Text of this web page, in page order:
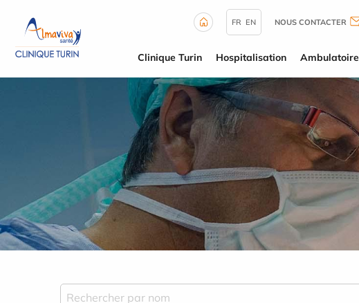
FR EN NOUS CONTACTER
Clinique Turin Hospitalisation Ambulatoire